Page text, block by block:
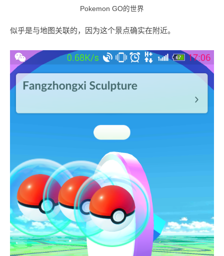
Pokemon GO的世界
似乎是与地图关联的，因为这个景点确实在附近。